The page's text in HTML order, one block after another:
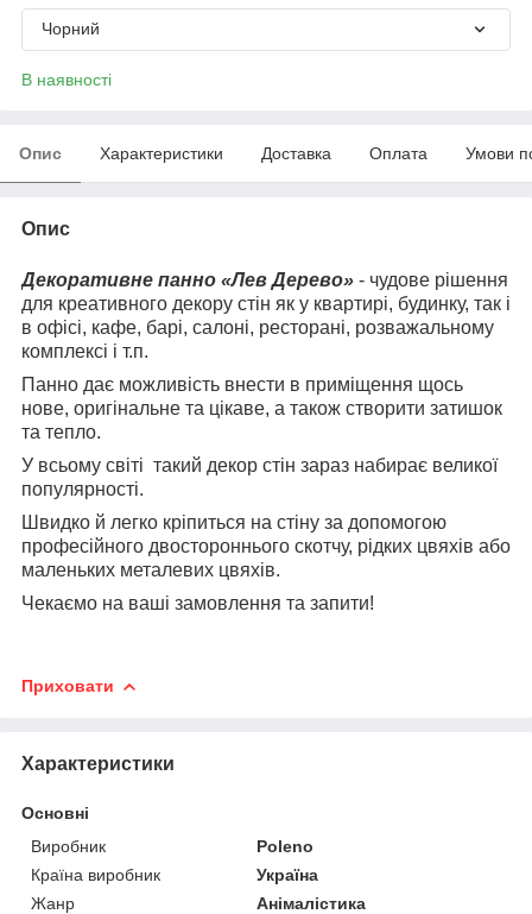
Чорний
В наявності
Опис Характеристики Доставка Оплата Умови
Опис
Декоративне панно «Лев Дерево» - чудове рішення
для креативного декору стін як у квартирі, будинку, так і
в офісі, кафе, барі, салоні, ресторані, розважальному
комплексі і т.п.
Панно дає можливість внести в приміщення щось
нове, оригінальне та цікаве, а також створити затишок
та тепло.
У всьому світі такий декор стін зараз набирає великої
популярності.
Швидко й легко кріпиться на стіну за допомогою
професійного двостороннього скотчу, рідких цвяхів або
маленьких металевих цвяхів.
Чекаємо на ваші замовлення та запити!
Приховати
Характеристики
Основні
Виробник
Poleno
Країна виробник
Україна
Жанр
Анімалістика